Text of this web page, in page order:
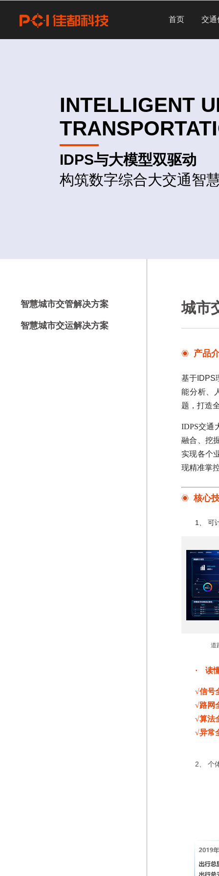
首页 交通
INTELLIGENT
IDPS与大模型双驱动
构筑数字综合大交通智
智慧城市交管解决方案
智慧城市交运解决方案
城市
产品
基于IDPS
能分析、
题，打造
IDPS交通
融合、挖
实现各个
现精准掌
核心
1、 可
道
· 读
√信号
√路网
√算法
√异常
2、 个